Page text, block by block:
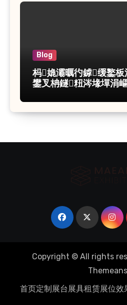
Blog
杩嫓灞曞彴鎼缓鐜
鐢叉柟鐩粈涔堟墠涓
Copyright © All rights
首页定制展台 展具租赁展位效